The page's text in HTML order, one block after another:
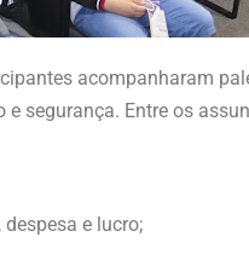
acompanharam
segurança. Entre os
e lucro;